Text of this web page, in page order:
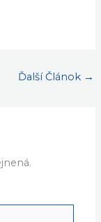
Ďalší Článok →